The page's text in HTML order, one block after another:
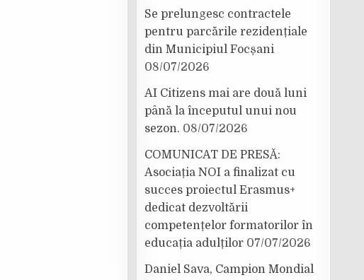
Se prelungesc contractele
pentru parcările rezidențiale
din Municipiul Focșani
08/07/2026
AI Citizens mai are două luni
până la începutul unui nou
sezon. 08/07/2026
COMUNICAT DE PRESĂ:
Asociația NOI a finalizat cu
succes proiectul Erasmus+
dedicat dezvoltării
competențelor formatorilor în
educația adulților 07/07/2026
Daniel Sava, Campion Mondial